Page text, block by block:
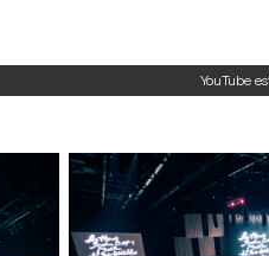
YouTube